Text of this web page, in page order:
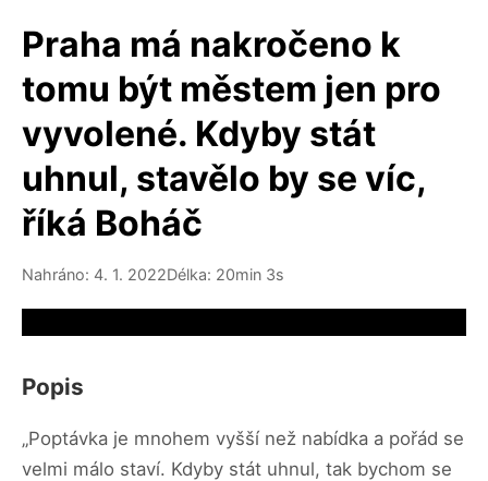
Praha má nakročeno k
tomu být městem jen pro
vyvolené. Kdyby stát
uhnul, stavělo by se víc,
říká Boháč
Nahráno: 4. 1. 2022Délka: 20min 3s
Popis
„Poptávka je mnohem vyšší než nabídka a pořád se
velmi málo staví. Kdyby stát uhnul, tak bychom se